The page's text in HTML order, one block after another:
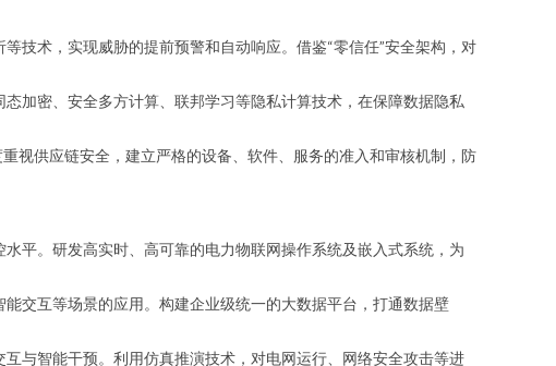
技术，实现威胁的提前预警和自动响应。借鉴“零信任”安全架构，对
加密、安全多方计算、联邦学习等隐私计算技术，在保障数据隐私
视供应链安全，建立严格的设备、软件、服务的准入和审核机制，防
平。研发高实时、高可靠的电力物联网操作系统及嵌入式系统，为
交互等场景的应用。构建企业级统一的大数据平台，打通数据壁
与智能干预。利用仿真推演技术，对电网运行、网络安全攻击等进